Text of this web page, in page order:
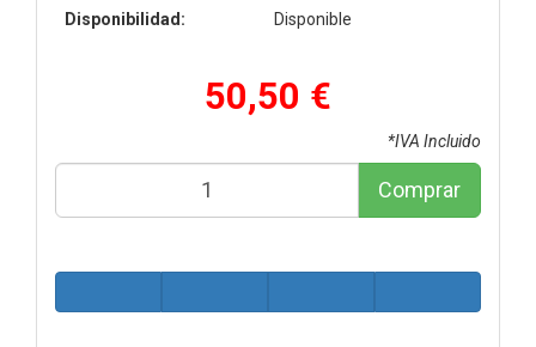
Disponibilidad: Disponible
50,50 €
*IVA Incluido
Comprar